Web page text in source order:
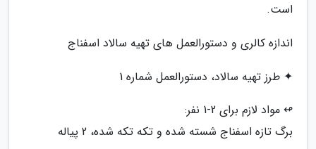
است.
اندازه کالری و دستورالعمل های تهیه سالاد اسفناج
✦ طرز تهیه سالاد، دستورالعمل شماره 1
↫ مواد لازم برای 2-1 نفر:
برگ تازه اسفناج شسته شده و تکه تکه شده، 2 پیاله